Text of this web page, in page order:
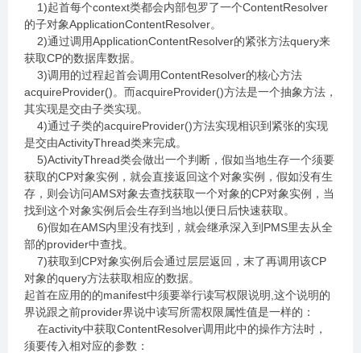
1)起首每个context类都会内部包罗了一个ContentResolver
的子对象ApplicationContentResolver。
2)通过调用ApplicationContentResolver的紧张方法query来
获取CP的数据库数据。
3)调用的过程起首会调用ContentResolver的核心方法
acquireProvider()。而acquireProvider()方法是一个抽象方法，
其实现是交由子类实现。
4)通过子类的acquireProvider()方法实现相识到紧张的实现
是交由ActivityThread类来完成。
5)ActivityThread类会做出一个判断，假如当地生存一个须要
获取的CP对象实例，就会直接返回这个对象实例，假如没有生
存，则会访问AMS对象去查找获取一个对象的CP对象实例，当
找到这个对象实例后会生存到当地以便日后快速获取。
6)假如在AMS内里没有找到，就会继承深入到PMS里去从全
部的provider中查找。
7)获取到CP对象实例后会通过层层返回，末了再调用该CP
对象的query方法获取相应的数据。
起首在应用的的manifest中须要举行读写权限说明,这个说明的
界说跟之前provider界说中读写所需权限属性值是一样的：
在activity中获取ContentResolver调用此中的操作方法时，
须要传入相对应的参数：